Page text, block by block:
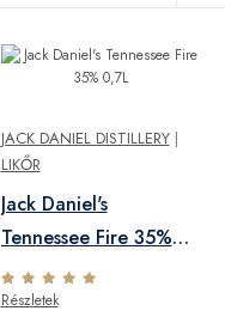
JACK DANIEL DISTILLERY|
LIKŐR
Jack Daniel's
Tennessee Fire 35%
0,7L
Részletek